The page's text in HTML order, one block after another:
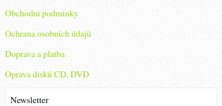
Obchodni podminky
Ochrana osobních údajů
Doprava a platba
Oprava disků CD, DVD
Newsletter